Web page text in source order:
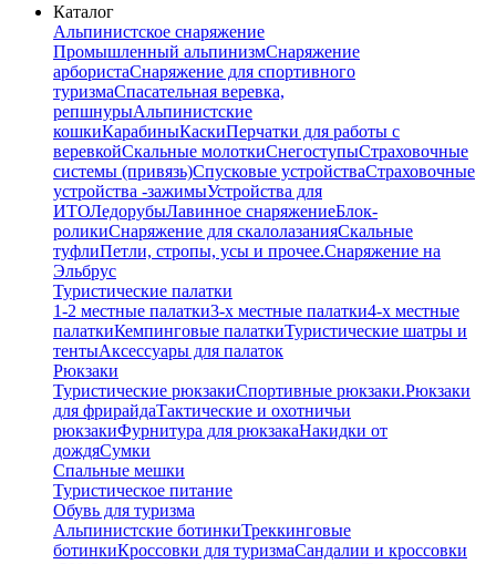
Каталог
Альпинистское снаряжение
Промышленный альпинизмСнаряжение
арбористаСнаряжение для спортивного
туризмаСпасательная веревка,
репшнурыАльпинистские
кошкиКарабиныКаскиПерчатки для работы с
веревкойСкальные молоткиСнегоступыСтраховочные
системы (привязь)Спусковые устройстваСтраховочные
устройства -зажимыУстройства для
ИТОЛедорубыЛавинное снаряжениеБлок-
роликиСнаряжение для скалолазанияСкальные
туфлиПетли, стропы, усы и прочее.Снаряжение на
Эльбрус
Туристические палатки
1-2 местные палатки3-х местные палатки4-х местные
палаткиКемпинговые палаткиТуристические шатры и
тентыАксессуары для палаток
Рюкзаки
Туристические рюкзакиСпортивные рюкзаки.Рюкзаки
для фрирайдаТактические и охотничьи
рюкзакиФурнитура для рюкзакаНакидки от
дождяСумки
Спальные мешки
Туристическое питание
Обувь для туризма
Альпинистские ботинкиТреккинговые
ботинкиКроссовки для туризмаСандалии и кроссовки